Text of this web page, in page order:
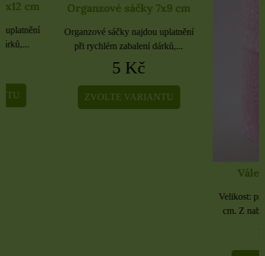
Organzové sáčky 7x9 cm
Organzové sáčky najdou uplatnění
při rychlém zabalení dárků,...
ZVOLTE VARIANTU
Válec výška
Velikost: průměr 6,7
cm. Z nabídky si zvolte
180 Kč